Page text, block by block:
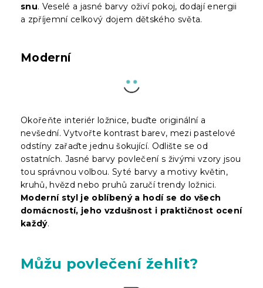
snu. Veselé a jasné barvy oživí pokoj, dodají energii
a zpříjemní celkový dojem dětského světa.
Moderní
Okořeňte interiér ložnice, buďte originální a
nevšední. Vytvořte kontrast barev, mezi pastelové
odstíny zařaďte jednu šokující. Odlište se od
ostatních. Jasné barvy povlečení s živými vzory jsou
tou správnou volbou. Syté barvy a motivy květin,
kruhů, hvězd nebo pruhů zaručí trendy ložnici.
Moderní styl je oblíbený a hodí se do všech
domácností, jeho vzdušnost i praktičnost ocení
každý.
Můžu povlečení žehlit?